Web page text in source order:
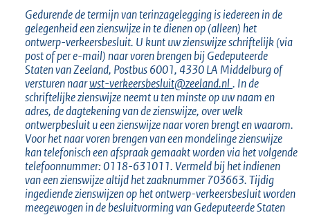
Gedurende de termijn van terinzagelegging is iedereen in de
gelegenheid een zienswijze in te dienen op (alleen) het
ontwerp-verkeersbesluit. U kunt uw zienswijze schriftelijk (via
post of per e-mail) naar voren brengen bij Gedeputeerde
Staten van Zeeland, Postbus 6001, 4330 LA Middelburg of
versturen naarwst-verkeersbesluit@zeeland.nl. In de
schriftelijke zienswijze neemt u ten minste op uw naam en
adres, de dagtekening van de zienswijze, over welk
ontwerpbesluit u een zienswijze naar voren brengt en waarom.
Voor het naar voren brengen van een mondelinge zienswijze
kan telefonisch een afspraak gemaakt worden via het volgende
telefoonnummer: 0118-631011. Vermeld bij het indienen
van een zienswijze altijd het zaaknummer 703663. Tijdig
ingediende zienswijzen op het ontwerp-verkeersbesluit worden
meegewogen in de besluitvorming van Gedeputeerde Staten